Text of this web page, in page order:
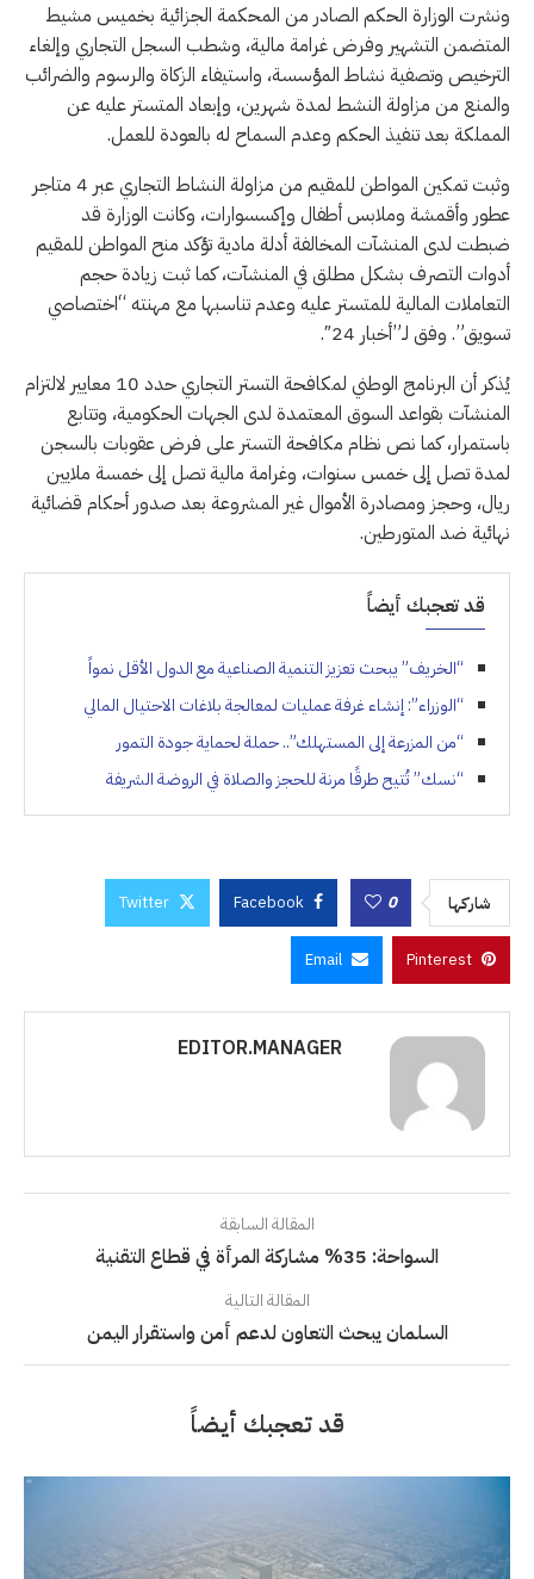
ونشرت الوزارة الحكم الصادر من المحكمة الجزائية بخميس مشيط
المتضمن التشهير وفرض غرامة مالية، وشطب السجل التجاري وإلغاء
الترخيص وتصفية نشاطـ المؤسسة، واستيفاء الزكاة والرسوم والضرائب
والمنع من مزاولة النشط لمدة شهرين، وإبعاد المتستر عليه عن
المملكة بعد تنفيذ الحكم وعدم السماح له بالعودة للعمل.
وثبت تمكين المواطن للمقيم من مزاولة النشاط التجاري عبر 4 متاجر
عطور وأقمشة وملابس أطفال وإكسسوارات، وكانت الوزارة قد
ضبطت لدى المنشآت المخالفة أدلة مادية تؤكد منح المواطن للمقيم
أدوات التصرف بشكل مطلق في المنشآت، كما ثبت زيادة حجم
التعاملات المالية للمتستر عليه وعدم تناسبها مع مهنته “اختصاصي
تسويق”. وفق لـ”أخبار 24″.
‏‎يُذكر أن البرنامج الوطني لمكافحة التستر التجاري حدد 10 معايير لالتزام
المنشآت بقواعد السوق المعتمدة لدى الجهات الحكومية، وتتابع
باستمرار، كما نص نظام مكافحة التستر على فرض عقوبات بالسجن
لمدة تصل إلى خمس سنوات، وغرامة مالية تصل إلى خمسة ملايين
ريال، وحجز ومصادرة الأموال غير المشروعة بعد صدور أحكام قضائية
نهائية ضد المتورطين.
قد تعجبك أيضاً
“الخريف” يبحث تعزيز التنمية الصناعية مع الدول الأقل نمواً
“الوزراء”: إنشاء غرفة عمليات لمعالجة بلاغات الاحتيال المالي
“من المزرعة إلى المستهلك”.. حملة لحماية جودة التمور
“نسك” تُتيح طرقًا مرنة للحجز والصلاة في الروضة الشريفة
شاركها 0
Facebook
Twitter
Pinterest
Email
EDITOR.MANAGER
المقالة السابقة
السواحة: 35% مشاركة المرأة في قطاع التقنية
المقالة التالية
السلمان يبحث التعاون لدعم أمن واستقرار اليمن
قد تعجبك أيضاً